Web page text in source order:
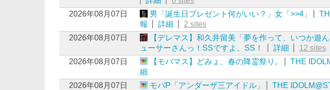
2026年08月07日
男「誕生日プレゼント何がいい？」女「>>4」
報
詳細
2 sites
2026年08月07日
【デレマス】和久井留美「夢を作って、いつか遊ん
ューサーさんっ！SSですよ、SS！
詳細
12 sites
2026年08月07日
【モバマス】どみょ、春の降霊祭り。 THE
細
2026年08月07日
モバP「アンダーザ三アイドル」 THE